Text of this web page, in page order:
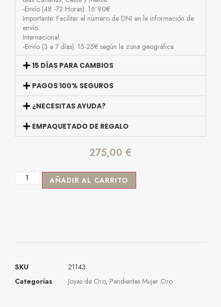
-Envío (48 -72 Horas): 16’90€
Importante: Facilitar el número de DNI en la información de
envío.
Internacional:
-Envío (3 a 7 días): 15-25€ según la zona geográfica.
15 DÍAS PARA CAMBIOS
PAGOS 100% SEGUROS
¿NECESITAS AYUDA?
EMPAQUETADO DE REGALO
275,00 €
AÑADIR AL CARRITO
SKU
21143
Categorías
Joyas de Oro, Pendientes Mujer Oro